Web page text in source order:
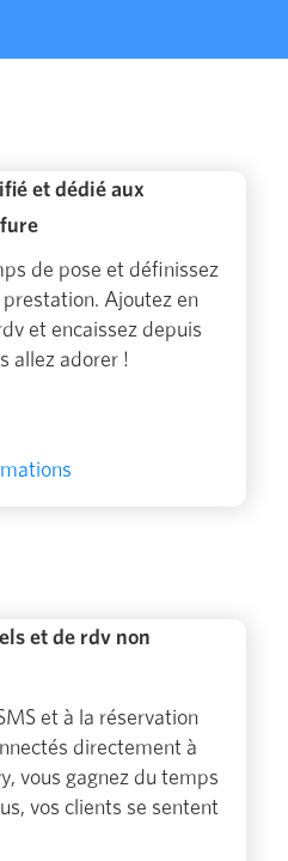
et dédié aux
de pose et définissez
prestation. Ajoutez en
et encaissez depuis
allez adorer !
et de rdv non
et à la réservation
directement à
vous gagnez du temps
vos clients se sentent